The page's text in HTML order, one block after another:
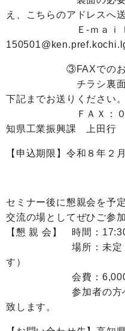
え、こちらのアドレスへ
Ｅ-ｍａｉｌ
③FAXでのお申
チラシ裏面へ必要
下記までお送りください。
ＦＡＸ：０８８
知県工業振興課 上田行
【申込期限】令和８年２
セミナー後に懇親会を予
交流の場としてぜひご参
【懇 親 会】 時間：
場所：未定（帯屋
す）
会費：6,000円
参加者の方へは別
致します。